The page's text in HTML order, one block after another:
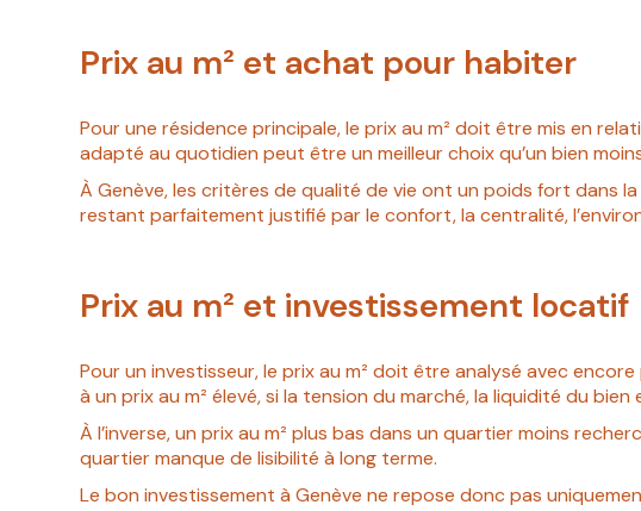
Prix au m² et achat pour habiter
Pour une résidence principale, le prix au m² doit être mis en
adapté au quotidien peut être un meilleur choix qu’un bien
À Genève, les critères de qualité de vie ont un poids fort dans
restant parfaitement justifié par le confort, la centralité,
Prix au m² et investissement locatif
Pour un investisseur, le prix au m² doit être analysé avec
à un prix au m² élevé, si la tension du marché, la liquidité du
À l’inverse, un prix au m² plus bas dans un quartier moins
quartier manque de lisibilité à long terme.
Le bon investissement à Genève ne repose donc pas